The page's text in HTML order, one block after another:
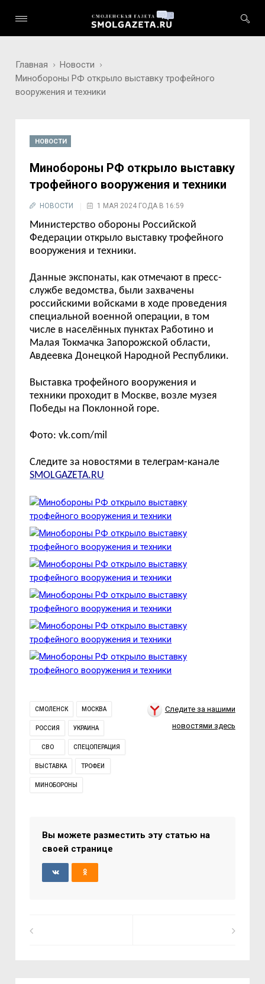
Главная
Новости
Минобороны РФ открыло выставку трофейного
вооружения и техники
НОВОСТИ
Минобороны РФ открыло выставку
трофейного вооружения и техники
НОВОСТИ 1 МАЯ 2024 ГОДА В 16:59
Министерство обороны Российской
Федерации открыло выставку трофейного
вооружения и техники.
Данные экспонаты, как отмечают в пресс-
службе ведомства, были захвачены
российскими войсками в ходе проведения
специальной военной операции, в том
числе в населённых пунктах Работино и
Малая Токмачка Запорожской области,
Авдеевка Донецкой Народной Республики.
Выставка трофейного вооружения и
техники проходит в Москве, возле музея
Победы на Поклонной горе.
Фото: vk.com/mil
Следите за новостями в телеграм-канале
SMOLGAZETA.RU
СМОЛЕНСК МОСКВА
РОССИЯ УКРАИНА
СВО СПЕЦОПЕРАЦИЯ
ВЫСТАВКА ТРОФЕИ
МИНОБОРОНЫ
Следите за нашими
новостями здесь
Вы можете разместить эту статью на
своей странице